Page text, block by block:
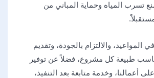
تسرب المياه وحماية المباني من
المواعيد، والالتزام بالجودة، وتقديم
طبيعة كل مشروع، فضلاً عن توفير
أعمالنا، وخدمة متابعة بعد التنفيذ،